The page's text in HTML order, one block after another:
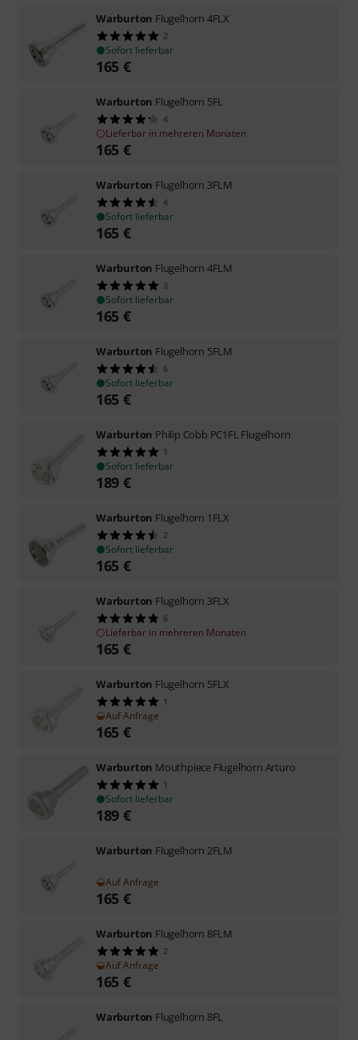
Warburton Flugelhorn 4FLX
2
Sofort lieferbar
165 €
Warburton Flugelhorn 5FL
4
Lieferbar in mehreren Monaten
165 €
Warburton Flugelhorn 3FLM
4
Sofort lieferbar
165 €
Warburton Flugelhorn 4FLM
3
Sofort lieferbar
165 €
Warburton Flugelhorn 5FLM
6
Sofort lieferbar
165 €
Warburton Philip Cobb PC1FL Flugelhorn
1
Sofort lieferbar
189 €
Warburton Flugelhorn 1FLX
2
Sofort lieferbar
165 €
Warburton Flugelhorn 3FLX
6
Lieferbar in mehreren Monaten
165 €
Warburton Flugelhorn 5FLX
1
Auf Anfrage
165 €
Warburton Mouthpiece Flugelhorn Arturo
1
Sofort lieferbar
189 €
Warburton Flugelhorn 2FLM
Auf Anfrage
165 €
Warburton Flugelhorn 8FLM
2
Auf Anfrage
165 €
Warburton Flugelhorn 8FL